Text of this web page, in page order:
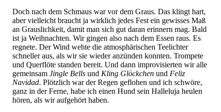
Doch nach dem Schmaus war vor dem Graus. Das klingt hart,
aber vielleicht braucht ja wirklich jedes Fest ein gewisses Maß
an Grauslichkeit, damit man sich gut daran erinnern mag. Bald
ist ja Weihnachten. Wir gingen also nach dem Essen raus. Es
regnete. Der Wind wehte die atmosphärischen Teelichter
schneller aus, als wir sie wieder anzünden konnten. Trompete
und Querflöte standen bereit. Und dann improvisierten wir alle
gemeinsam Jingle Bells und Kling Glöckchen und Feliz
Navidad. Plötzlich war der Regen geflohen und ich schwöre,
ganz in der Ferne, habe ich einen Hund sein Halleluja heulen
hören, als wir aufgehört haben.